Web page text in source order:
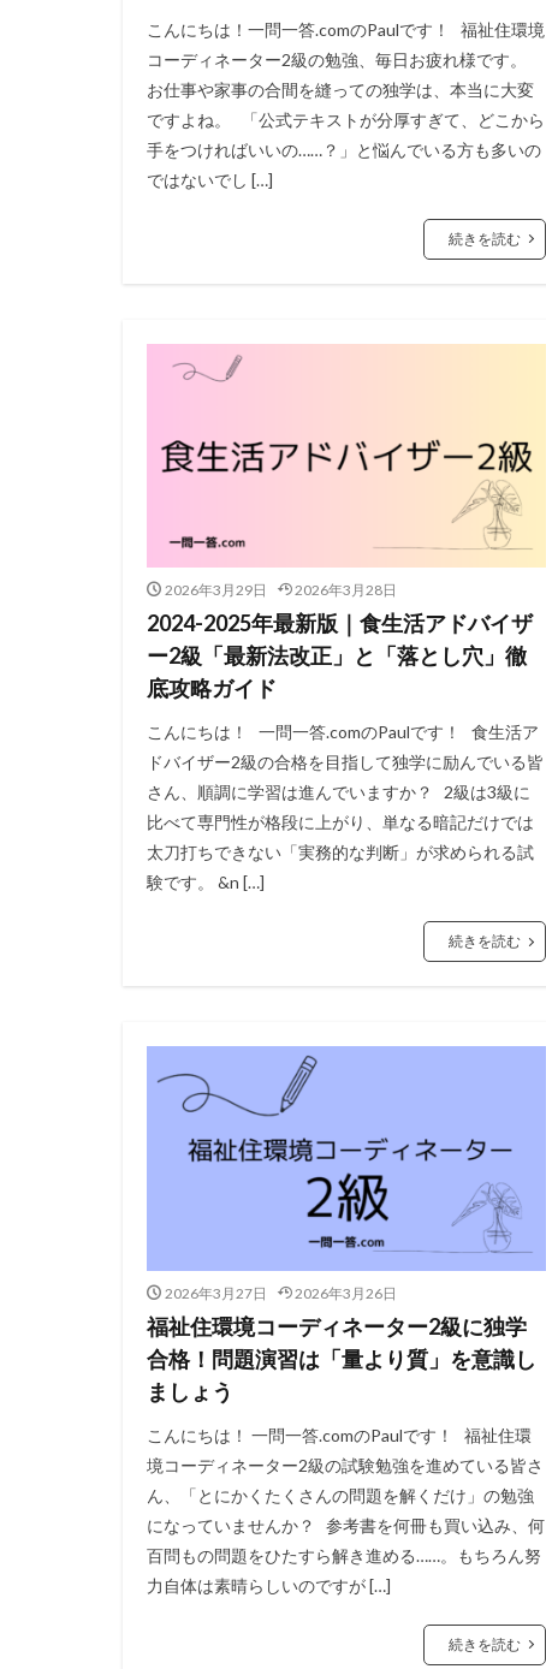
こんにちは！一問一答.comのPaulです！ 福祉住環境
コーディネーター2級の勉強、毎日お疲れ様です。
お仕事や家事の合間を縫っての独学は、本当に大変
ですよね。 「公式テキストが分厚すぎて、どこから
手をつければいいの……？」と悩んでいる方も多いの
ではないでし […]
続きを読む
2026年3月29日 2026年3月28日
2024-2025年最新版｜食生活アドバイザ
ー2級「最新法改正」と「落とし穴」徹
底攻略ガイド
こんにちは！ 一問一答.comのPaulです！ 食生活ア
ドバイザー2級の合格を目指して独学に励んでいる皆
さん、順調に学習は進んでいますか？ 2級は3級に
比べて専門性が格段に上がり、単なる暗記だけでは
太刀打ちできない「実務的な判断」が求められる試
験です。 &n […]
続きを読む
2026年3月27日 2026年3月26日
福祉住環境コーディネーター2級に独学
合格！問題演習は「量より質」を意識し
ましょう
こんにちは！ 一問一答.comのPaulです！ 福祉住環
境コーディネーター2級の試験勉強を進めている皆さ
ん、「とにかくたくさんの問題を解くだけ」の勉強
になっていませんか？ 参考書を何冊も買い込み、何
百問もの問題をひたすら解き進める……。もちろん努
力自体は素晴らしいのですが […]
続きを読む